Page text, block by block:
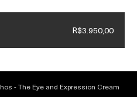
em compras acima de R$3.500
(0)
- The Eye and Expression Cream
R$3.950,00